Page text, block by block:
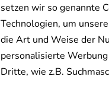
setzen wir so genannte
Technologien, um
die Art und Weise der
personalisierte
Dritte, wie z.B.